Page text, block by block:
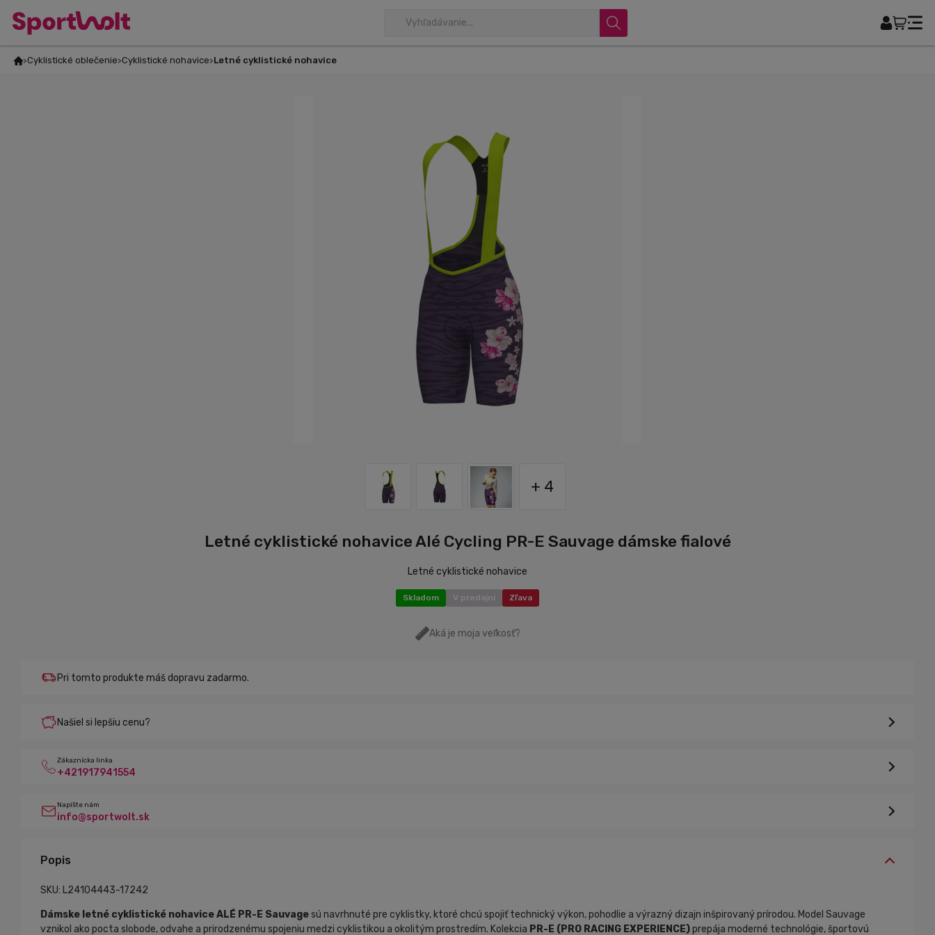
Cyklistické oblečenie Cyklistické nohavice Letné cyklistické nohavice
+ 4
Letné cyklistické nohavice Alé Cycling PR-E Sauvage dámske fialové
Letné cyklistické nohavice
Skladom V predajni Zľava
Aká je moja veľkosť?
Pri tomto produkte máš dopravu zadarmo.
Našiel si lepšiu cenu?
Zákaznícka linka
+421917941554
Napíšte nám
info@sportwolt.sk
Popis
SKU: L24104443-17242
Dámske letné cyklistické nohavice ALÉ PR-E Sauvagesú navrhnuté pre cyklistky, ktoré chcú spojiť technický výkon, pohodlie a výrazný dizajn inšpirovaný prírodou. Model Sauvage
vznikol ako pocta slobode, odvahe a prirodzenému spojeniu medzi cyklistikou a okolitým prostredím. Kolekcia PR-E (PRO RACING EXPERIENCE)prepája moderné technológie, športovú